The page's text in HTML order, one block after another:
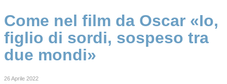
Come nel film da Oscar «Io,
figlio di sordi, sospeso tra
due mondi»
26 Aprile 2022